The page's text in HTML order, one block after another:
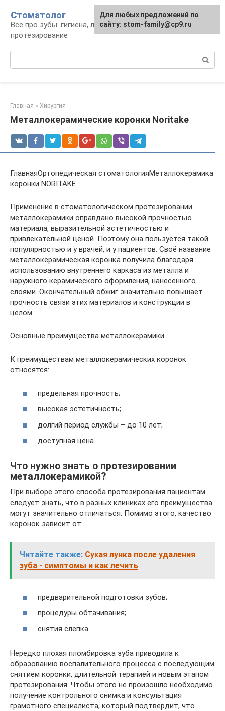
контенту
Стоматолог
Всё про зубы: гигиена, лечение,
протезирование
Главная » Хирургия
Металлокерамические коронки Noritake
ГлавнаяОртопедическая стоматологияМеталлокерамика
коронки NORITAKE
Применение в стоматологическом протезировании
металлокерамики оправдано высокой прочностью
материала, выразительной эстетичностью и
привлекательной ценой. Поэтому она пользуется такой
популярностью и у врачей, и у пациентов. Своё название
металлокерамическая коронка получила благодаря
использованию внутреннего каркаса из металла и
наружного керамического оформления, нанесённого
слоями. Окончательный обжиг значительно повышает
прочность связи этих материалов и конструкции в
целом.
Основные преимущества металлокерамики
К преимуществам металлокерамических коронок
относятся:
предельная прочность;
высокая эстетичность;
долгий период службы – до 10 лет;
доступная цена.
Что нужно знать о протезировании
металлокерамикой?
При выборе этого способа протезирования пациентам
следует знать, что в разных клиниках его преимущества
могут значительно отличаться. Помимо этого, качество
коронок зависит от:
Читайте также: Сухая лунка после удаления
зуба - симптомы и как лечить
предварительной подготовки зубов;
процедуры обтачивания;
снятия слепка.
Нередко плохая пломбировка зуба приводила к
образованию воспалительного процесса с последующим
снятием коронки, длительной терапией и новым этапом
протезирования. Чтобы этого не произошло необходимо
получение контрольного снимка и консультация
грамотного специалиста, который подтвердит, что
Для любых предложений по
сайту: stom-family@cp9.ru